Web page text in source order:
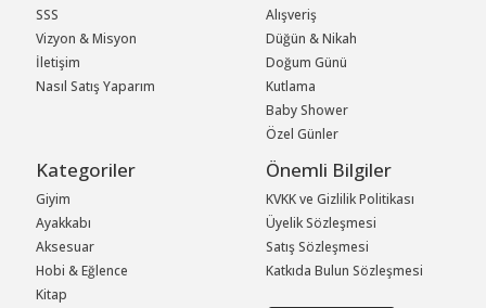
SSS
Vizyon & Misyon
İletişim
Nasıl Satış Yaparım
Alışveriş
Düğün & Nikah
Doğum Günü
Kutlama
Baby Shower
Özel Günler
Kategoriler
Giyim
Ayakkabı
Aksesuar
Hobi & Eğlence
Kitap
Önemli Bilgiler
KVKK ve Gizlilik Politikası
Üyelik Sözleşmesi
Satış Sözleşmesi
Katkıda Bulun Sözleşmesi